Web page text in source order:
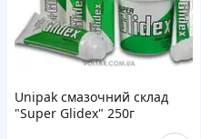
Unipak cмазочний склад
"Super Glidex" 250г